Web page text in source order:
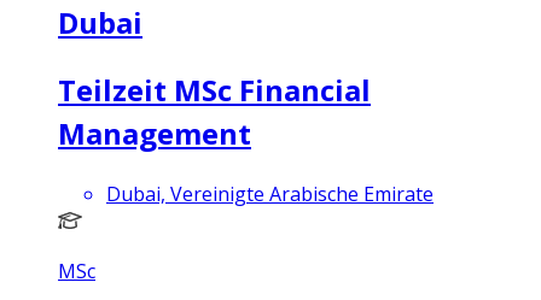
Dubai
Teilzeit MSc Financial
Management
Dubai, Vereinigte Arabische Emirate
MSc